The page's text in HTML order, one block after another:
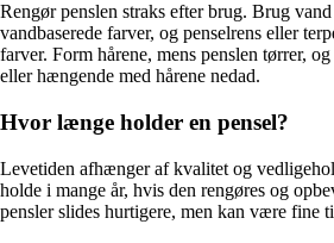
Rengør penslen straks efter brug. Brug
vandbaserede farver, og penselrens eller
farver. Form hårene, mens penslen tørrer,
eller hængende med hårene nedad.
Hvor længe holder en pensel?
Levetiden afhænger af kvalitet og
holde i mange år, hvis den rengøres og
pensler slides hurtigere, men kan være fine